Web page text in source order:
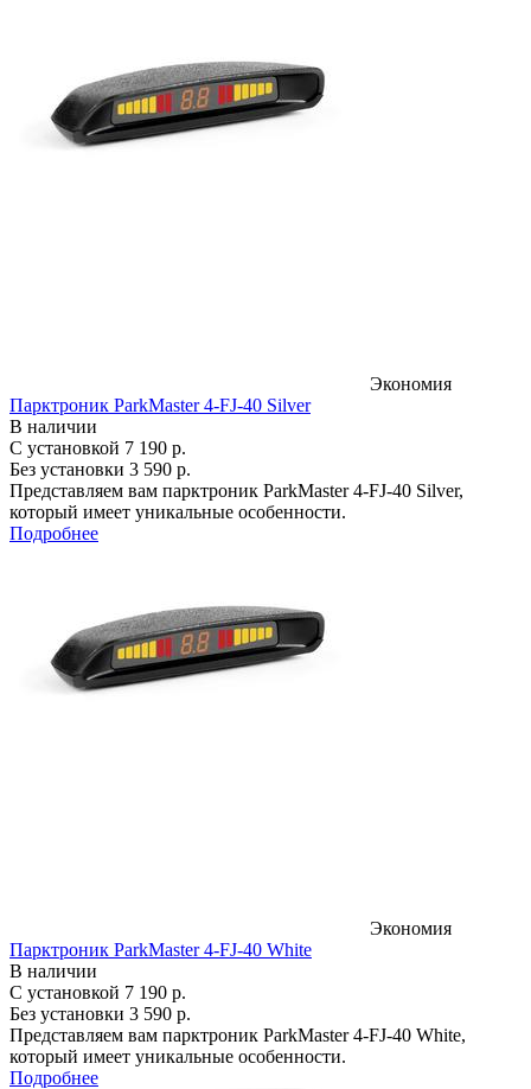
Экономия
Парктроник ParkMaster 4-FJ-40 Silver
В наличии
С установкой 7 190 р.
Без установки 3 590 р.
Представляем вам парктроник ParkMaster 4-FJ-40 Silver,
который имеет уникальные особенности.
Подробнее
Экономия
Парктроник ParkMaster 4-FJ-40 White
В наличии
С установкой 7 190 р.
Без установки 3 590 р.
Представляем вам парктроник ParkMaster 4-FJ-40 White,
который имеет уникальные особенности.
Подробнее